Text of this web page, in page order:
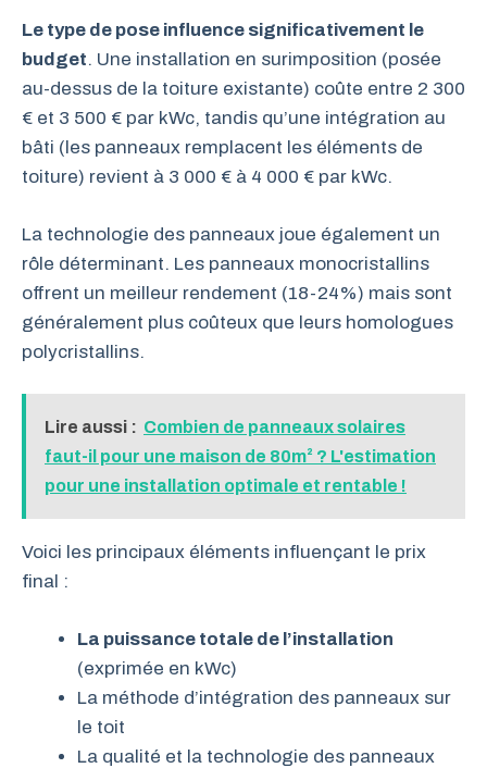
Le type de pose influence significativement le
budget. Une installation en surimposition (posée
au-dessus de la toiture existante) coûte entre 2 300
€ et 3 500 € par kWc, tandis qu’une intégration au
bâti (les panneaux remplacent les éléments de
toiture) revient à 3 000 € à 4 000 € par kWc.
La technologie des panneaux joue également un
rôle déterminant. Les panneaux monocristallins
offrent un meilleur rendement (18-24%) mais sont
généralement plus coûteux que leurs homologues
polycristallins.
Lire aussi : Combien de panneaux solaires
faut-il pour une maison de 80m² ? L'estimation
pour une installation optimale et rentable !
Voici les principaux éléments influençant le prix
final :
La puissance totale de l’installation
(exprimée en kWc)
La méthode d’intégration des panneaux sur
le toit
La qualité et la technologie des panneaux